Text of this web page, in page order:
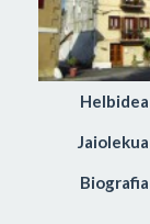
Helbidea
Jaiolekua
Biografia